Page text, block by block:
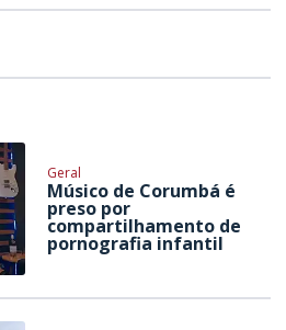
Geral
Músico de Corumbá é
preso por
compartilhamento de
pornografia infantil